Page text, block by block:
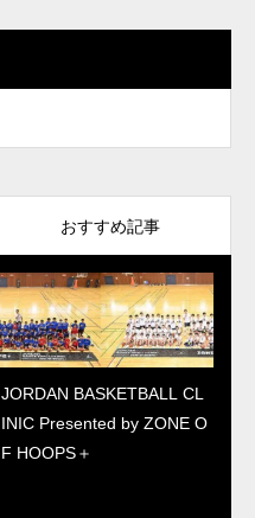
おすすめ記事
JORDAN BASKETBALL CL
INIC Presented by ZONE O
F HOOPS＋
“ジェイソン・テイタム初の
シグネチャーシューズ”
「テイタム 1について」本